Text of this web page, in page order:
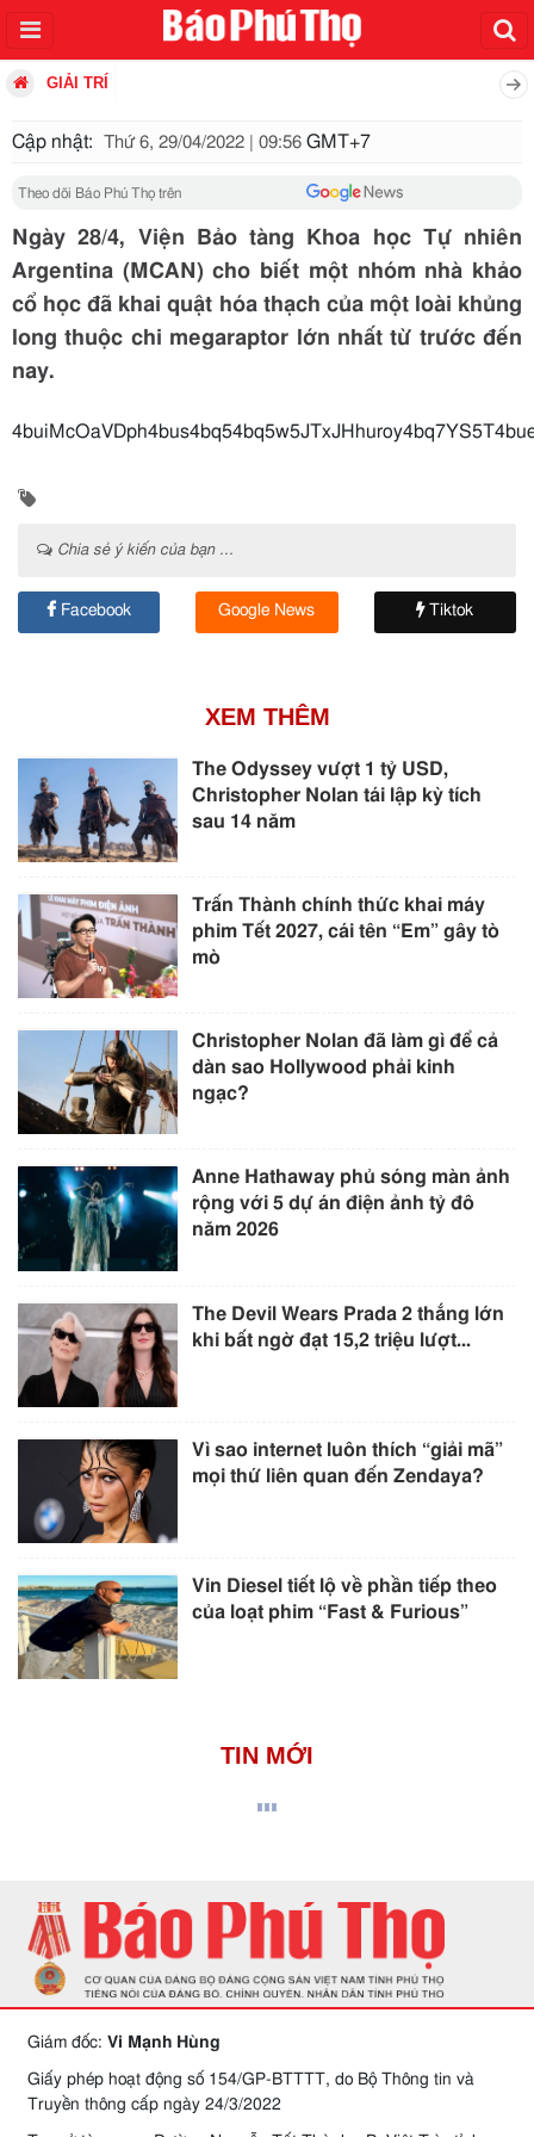
GIẢI TRÍ
Cập nhật: Thứ 6, 29/04/2022 | 09:56 GMT+7
Theo dõi Báo Phú Thọ trên
Ngày 28/4, Viện Bảo tàng Khoa học Tự nhiên
Argentina (MCAN) cho biết một nhóm nhà khảo
cổ học đã khai quật hóa thạch của một loài khủng
long thuộc chi megaraptor lớn nhất từ trước đến
nay.
Chia sẻ ý kiến của bạn ...
Facebook Google News Tiktok
XEM THÊM
The Odyssey vượt 1 tỷ USD,
Christopher Nolan tái lập kỳ tích
sau 14 năm
Trấn Thành chính thức khai máy
phim Tết 2027, cái tên “Em” gây tò
mò
Christopher Nolan đã làm gì để cả
dàn sao Hollywood phải kinh
ngạc?
Anne Hathaway phủ sóng màn ảnh
rộng với 5 dự án điện ảnh tỷ đô
năm 2026
The Devil Wears Prada 2 thắng lớn
khi bất ngờ đạt 15,2 triệu lượt...
Vì sao internet luôn thích “giải mã”
mọi thứ liên quan đến Zendaya?
Vin Diesel tiết lộ về phần tiếp theo
của loạt phim “Fast & Furious”
TIN MỚI
Giám đốc: Vi Mạnh Hùng
Giấy phép hoạt động số 154/GP-BTTTT, do Bộ Thông tin và
Truyền thông cấp ngày 24/3/2022